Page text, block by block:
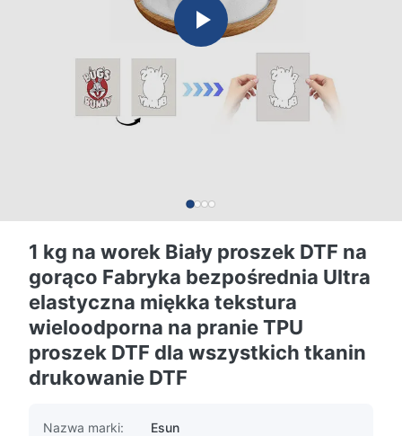
1 kg na worek Biały proszek DTF na
gorąco Fabryka bezpośrednia Ultra
elastyczna miękka tekstura
wieloodporna na pranie TPU
proszek DTF dla wszystkich tkanin
drukowanie DTF
Nazwa marki:
Esun